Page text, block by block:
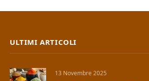
ULTIMI ARTICOLI
13 Novembre 2025